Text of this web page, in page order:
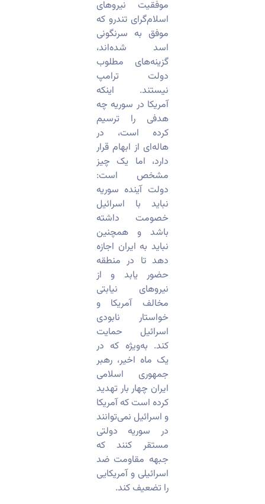
موفقیت نیروهای
اسلام‌گرای تندرو که
موفق به سرنگونی
اسد شده‌اند،
گزینه‌های مطلوب
دولت ترامپ
نیستند. اینکه
آمریکا در سوریه چه
هدفی را ترسیم
کرده است، در
هاله‌ای از ابهام قرار
دارد، اما یک چیز
مشخص است:
دولت آینده سوریه
نباید با اسرائیل
خصومت داشته
باشد و همچنین
نباید به ایران اجازه
دهد تا در منطقه
حضور یابد و از
نیروهای نیابتی
مخالف آمریکا و
خواستار نابودی
اسرائیل حمایت
کند. به‌ویژه که در
یک ماه اخیر، رهبر
جمهوری اسلامی
ایران چهار بار تهدید
کرده است که آمریکا
و اسرائیل نمی‌توانند
در سوریه دولتی
مستقر کنند که
جبهه مقاومت ضد
اسرائیلی و آمریکایی
را تضعیف کند.